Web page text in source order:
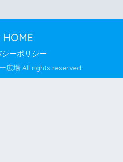
HOME
シーポリシー
広場 All rights reserved.